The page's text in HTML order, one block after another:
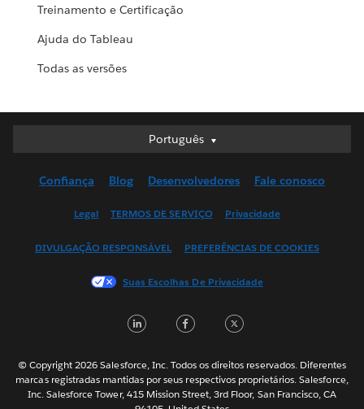
Treinamento e Certificação
Ajuda do Tableau
Todas as versões
Português
Português
English (UK)
Français (Canada)
日本語
Nederlands
Svenska
Confiança Blog Desenvolvedores Fale conosco
Legal TERMOS DE SERVIÇO Privacidade
DIVULGAÇÃO RESPONSÁVEL PREFERÊNCIAS DE COOKIES
Suas Escolhas De Privacidade
LinkedInFacebook
© Copyright 2026 Salesforce, Inc. Todos os direitos reservados. Diferentes
marcas registradas mantidas por seus respectivos proprietários. Salesforce,
Inc. Salesforce Tower, 415 Mission Street, 3rd Floor, San Francisco, CA